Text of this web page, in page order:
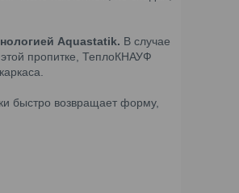
Aquastatik. В случае
пропитке, ТеплоКНАУФ
быстро возвращает форму,